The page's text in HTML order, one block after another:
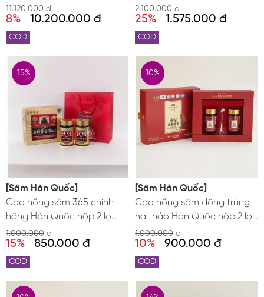
phủ Hàn Quốc Jung Kwan
Jang
11.120.000 đ
8% 10.200.000 đ
COD
x 240g
2.100.000 đ
25% 1.575.000 đ
COD
[Sâm Hàn Quốc]
Cao hồng sâm 365 chính
hãng Hàn Quốc hộp 2 lọ
240g
1.000.000 đ
15% 850.000 đ
15%
COD
[Sâm Hàn Quốc]
Cao hồng sâm đông trùng
hạ thảo Hàn Quốc hộp 2 lọ
x 250g
1.000.000 đ
10% 900.000 đ
10%
COD